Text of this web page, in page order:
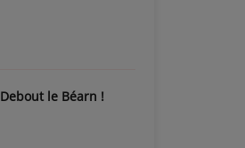
Debout le Béarn !